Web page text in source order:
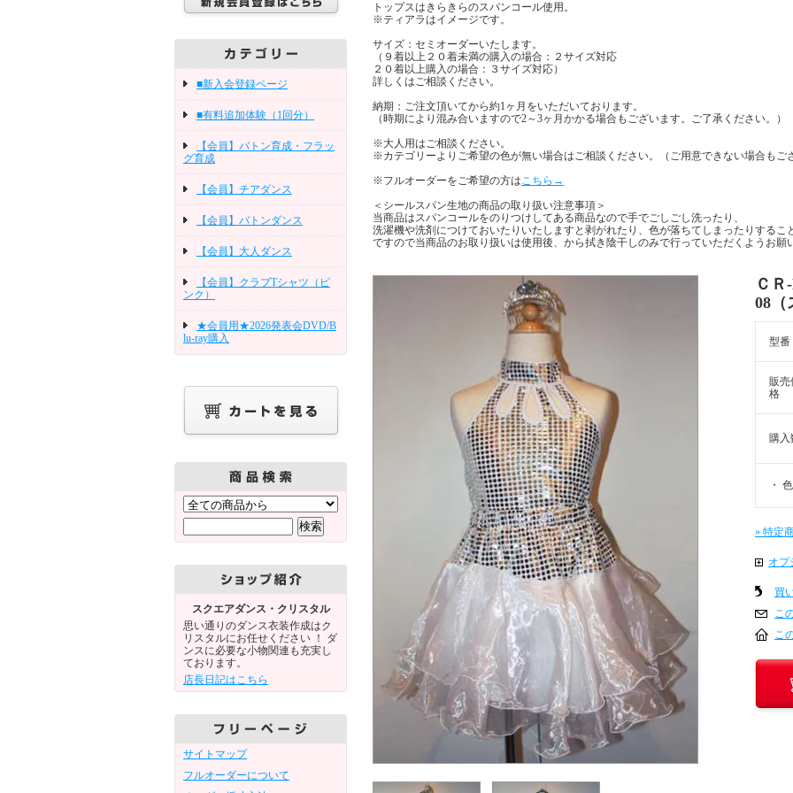
■新入会登録ページ
■有料追加体験（1回分）
【会員】バトン育成・フラッ
グ育成
【会員】チアダンス
【会員】バトンダンス
【会員】大人ダンス
【会員】クラブTシャツ（ピ
ンク）
★会員用★2026発表会DVD/B
lu-ray購入
スクエアダンス・クリスタル
思い通りのダンス衣装作成はク
リスタルにお任せください ！ ダ
ンスに必要な小物関連も充実し
ております。
店長日記はこちら
サイトマップ
フルオーダーについて
トップスはきらきらのスパンコール使用。
※ティアラはイメージです。
サイズ：セミオーダーいたします。
（９着以上２０着未満の購入の場合：２サイズ対応
２０着以上購入の場合：３サイズ対応）
詳しくはご相談ください。
納期：ご注文頂いてから約1ヶ月をいただいております。
（時期により混み合いますので2～3ヶ月かかる場合もございます。ご了承ください。）
※大人用はご相談ください。
※カテゴリーよりご希望の色が無い場合はご相談ください。（ご用意できない場合もご
※フルオーダーをご希望の方はこちら→
＜シールスパン生地の商品の取り扱い注意事項＞
当商品はスパンコールをのりつけしてある商品なので手でごしごし洗ったり、
洗濯機や洗剤につけておいたりいたしますと剥がれたり、色が落ちてしまったりするこ
ですので当商品のお取り扱いは使用後、から拭き陰干しのみで行っていただくようお願
Ｃ
08
型番
販売
格
購入
・ 色
» 特定
オプ
買
こ
こ